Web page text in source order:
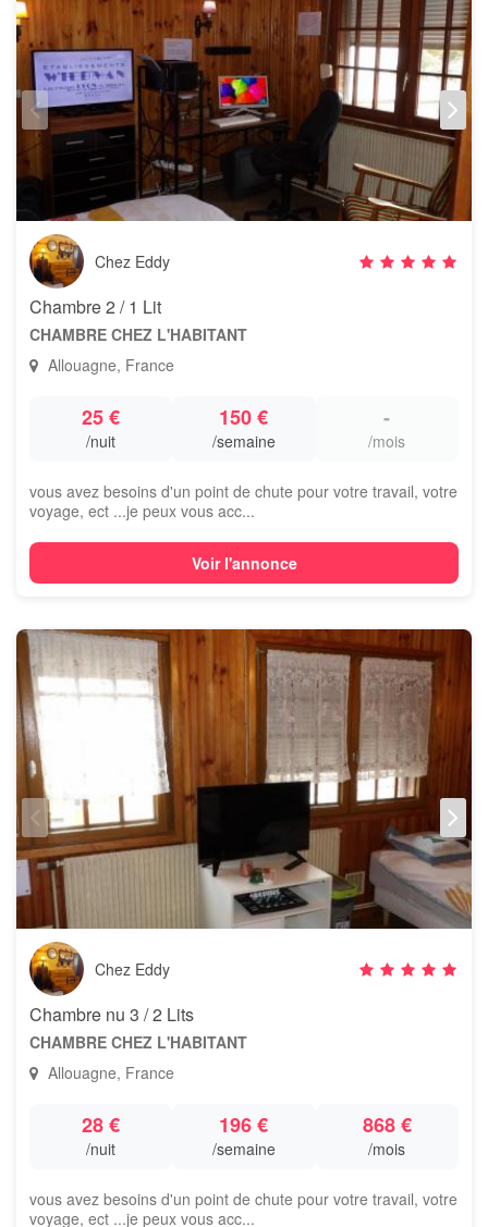
Chez Eddy
Chambre 2 / 1 Lit
CHAMBRE CHEZ L'HABITANT
Allouagne, France
25 €
/nuit
150 €
/semaine
-
/mois
vous avez besoins d'un point de chute pour votre travail, votre
voyage, ect ...je peux vous acc...
Voir l'annonce
Chez Eddy
Chambre nu 3 / 2 Lits
CHAMBRE CHEZ L'HABITANT
Allouagne, France
28 €
/nuit
196 €
/semaine
868 €
/mois
vous avez besoins d'un point de chute pour votre travail, votre
voyage, ect ...je peux vous acc...